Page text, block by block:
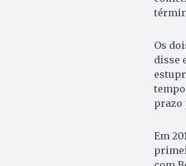
Os
disse
prazo
Em